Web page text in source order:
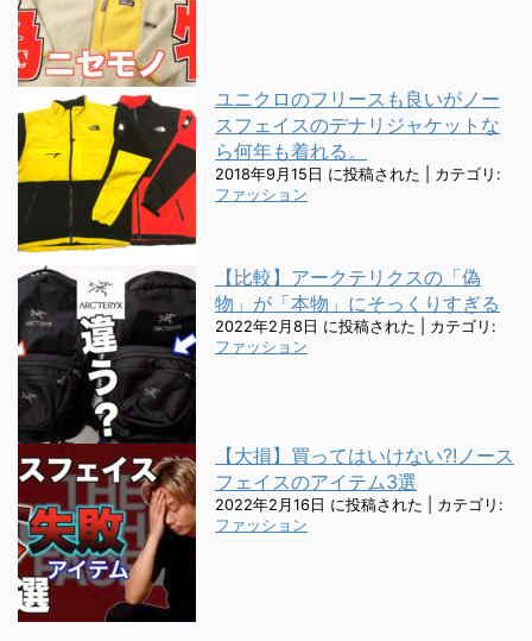
ユニクロのフリースも良いがノー
スフェイスのデナリジャケットな
ら何年も着れる。
2018年9月15日 に投稿された
カテゴリ:
ファッション
【比較】アークテリクスの「偽
物」が「本物」にそっくりすぎる
2022年2月8日 に投稿された
カテゴリ:
ファッション
【大損】買ってはいけない?!ノース
フェイスのアイテム3選
2022年2月16日 に投稿された
カテゴリ:
ファッション